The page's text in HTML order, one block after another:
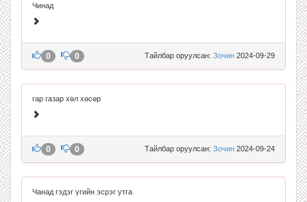
Чинад
Тайлбар оруулсан: Зочин 2024-09-29
0 0
гар газар хөл хөсөр
Тайлбар оруулсан: Зочин 2024-09-24
0 0
Чанад гэдэг үгийн эсрэг утга